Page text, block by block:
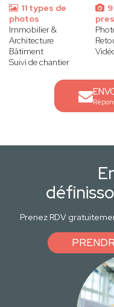
11 types de
photos
Immobilier &
Architecture
Bâtiment
Suivi de chantier
Prenez RDV